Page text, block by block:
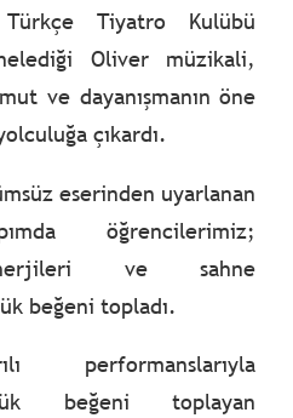
Tiyatro Kulübü
Oliver müzikali,
ve dayanışmanın öne
çıkardı.
eserinden uyarlanan
öğrencilerimiz;
ve sahne
beğeni topladı.
performanslarıyla
beğeni toplayan